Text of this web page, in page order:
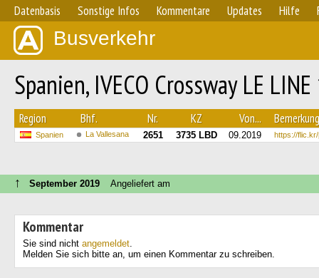
Datenbasis Sonstige Infos Kommentare Updates Hilfe
Busverkehr
Spanien, IVECO Crossway LE
Region Bhf. Nr. KZ Von... Bemerkung
Spanien La Vallesana 2651 3735 LBD 09.2019 https://
↑ September 2019 Angeliefert am
Kommentar
Sie sind nicht angemeldet.
Melden Sie sich bitte an, um einen Kommentar zu schreiben.